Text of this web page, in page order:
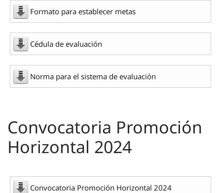
Formato para establecer metas
Cédula de evaluación
Norma para el sistema de evaluación
Convocatoria Promoción
Horizontal 2024
Convocatoria Promoción Horizontal 2024